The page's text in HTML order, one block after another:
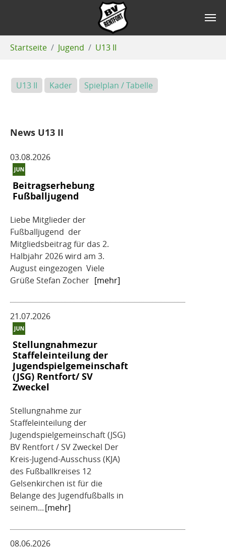
Startseite Jugend U13 II
U13 II Kader Spielplan / Tabelle
News U13 II
03.08.2026
Beitragserhebung
Fußballjugend
Liebe Mitglieder der
Fußballjugend der
Mitgliedsbeitrag für das 2.
Halbjahr 2026 wird am 3.
August eingezogen Viele
Grüße Stefan Zocher [mehr]
21.07.2026
Stellungnahmezur
Staffeleinteilung der
Jugendspielgemeinschaft
(JSG) Rentfort/ SV
Zweckel
Stellungnahme zur
Staffeleinteilung der
Jugendspielgemeinschaft (JSG)
BV Rentfort / SV Zweckel Der
Kreis-Jugend-Ausschuss (KJA)
des Fußballkreises 12
Gelsenkirchen ist für die
Belange des Jugendfußballs in
seinem...[mehr]
08.06.2026